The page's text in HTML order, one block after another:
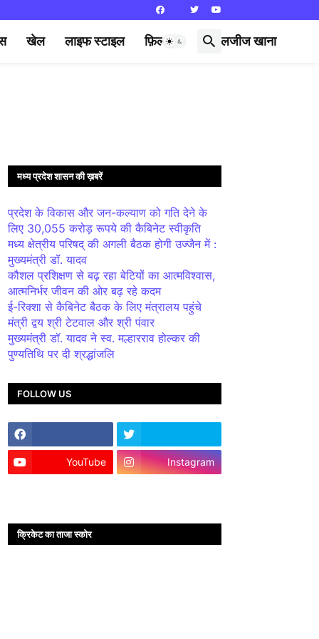
खेल लाइफ स्टाइल फ़िल्मी दुनिया लजीज खाना
मध्य प्रदेश शासन की ख़बरें
प्रदेश के विकास और जन-कल्याण को गति देने के
लिए 30,055 करोड़ रूपये की कैबिनेट स्वीकृति
मध्य क्षेत्रीय परिषद् की अगली बैठक होगी उज्जैन में :
मुख्यमंत्री डॉ. यादव
कौशल प्रशिक्षण से बढ़ रहा बेटियों का आत्मविश्वास,
आत्मनिर्भर जीवन की ओर बढ़ रहे कदम
ई-रिक्शा से कैबिनेट बैठक के लिए मंत्रालय पहुंचे
मंत्री द्वय श्री टेटवाल और श्री पंवार
मुख्यमंत्री डॉ. यादव ने स्व. मल्हारराव होल्कर की
पुण्यतिथि पर दी श्रद्धांजलि
FOLLOW US
YouTube Instagram
क्रिकेट का ताजा स्कोर